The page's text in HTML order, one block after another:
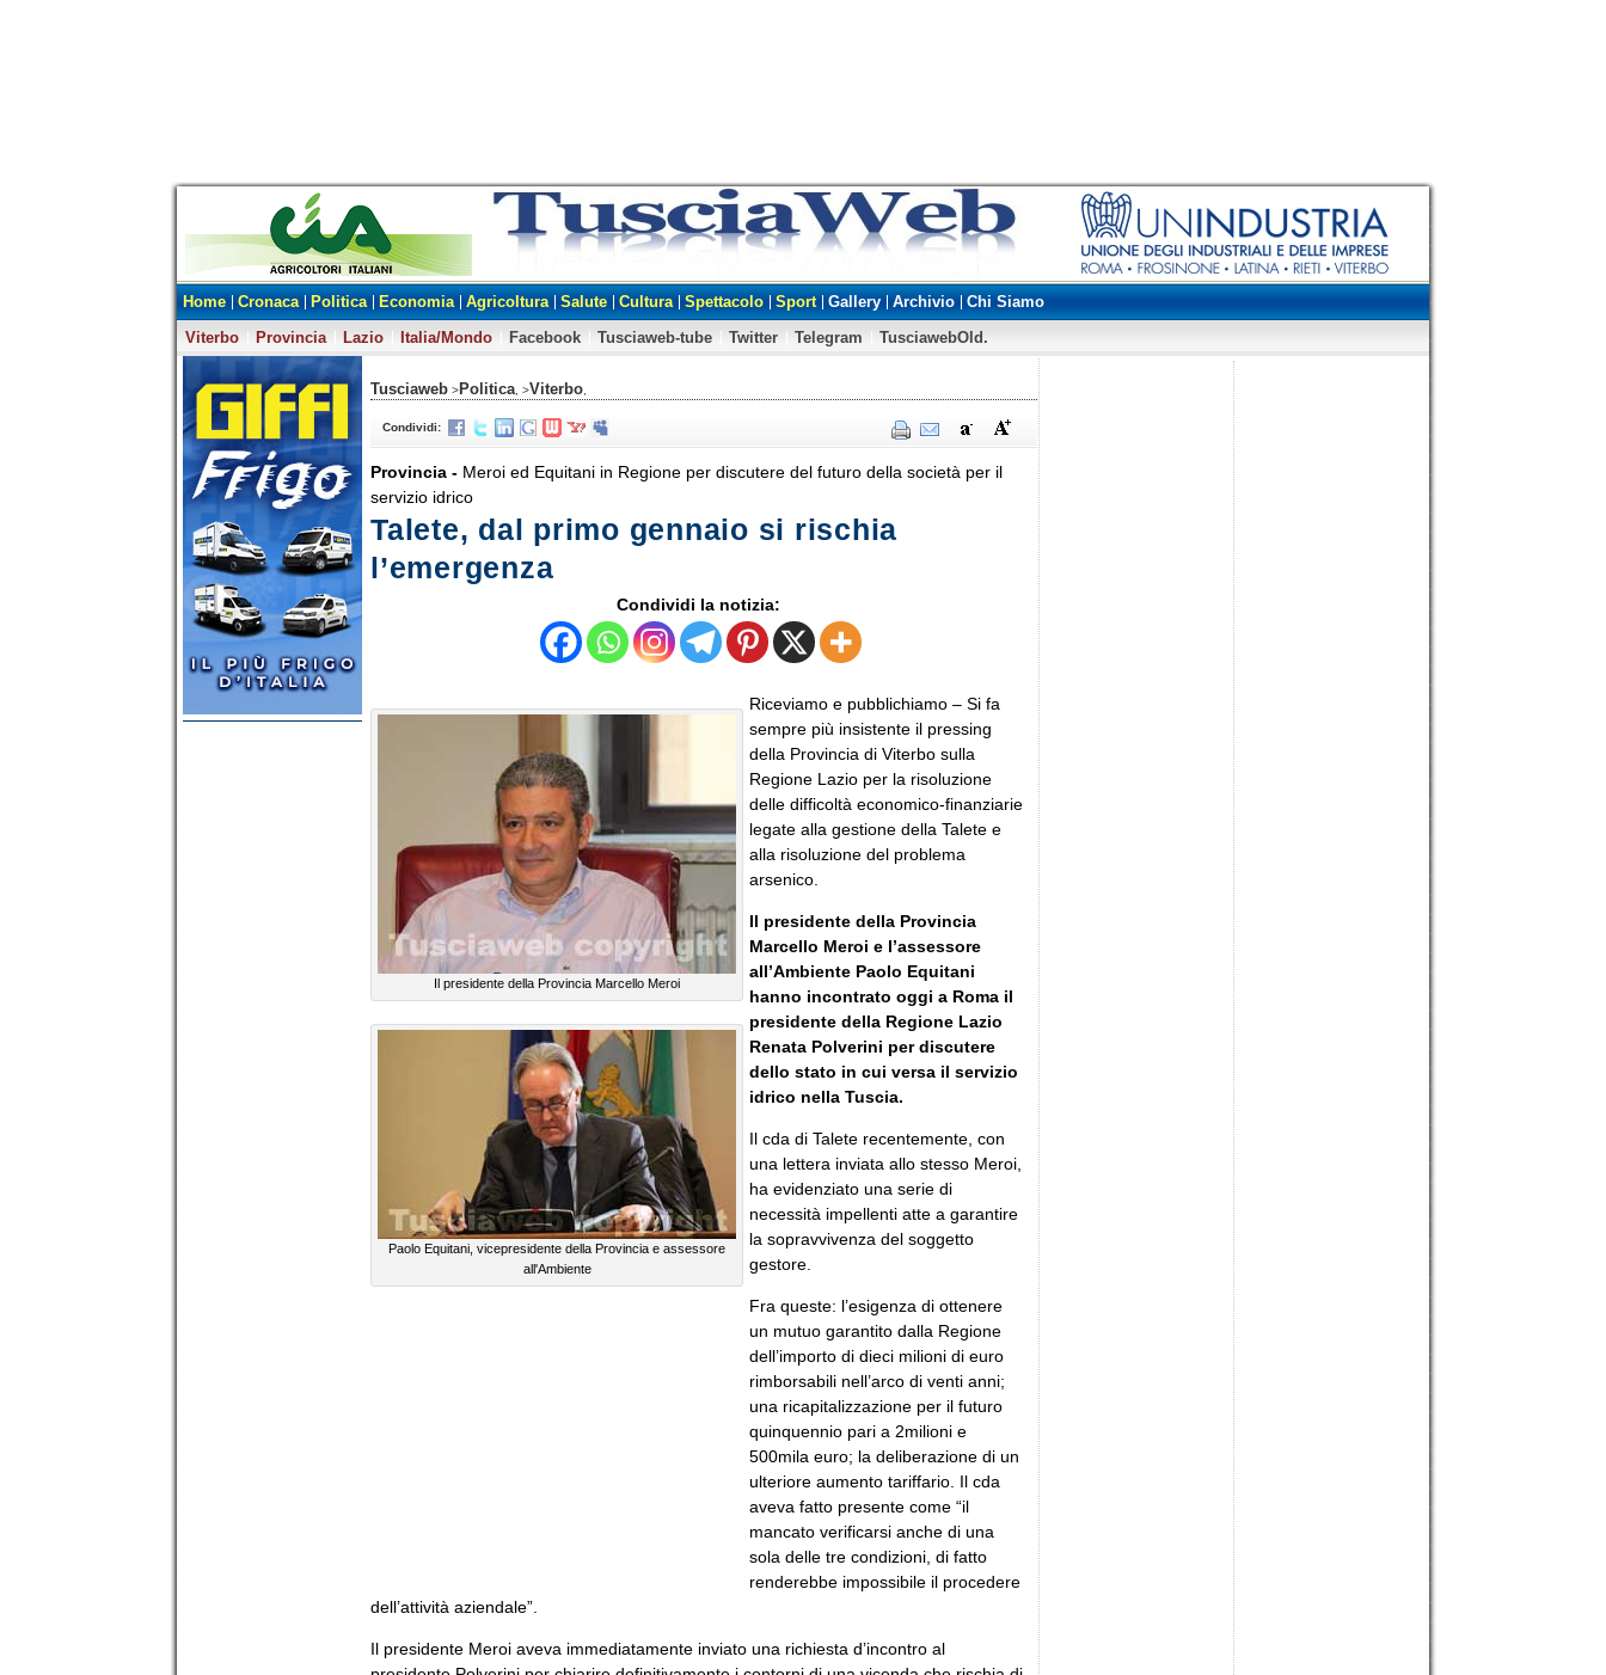
Home Cronaca Politica Economia Agricoltura Salute Cultura Spettacolo Sport Gallery Archivio
Chi Siamo
Viterbo
Provincia Lazio Italia/Mondo Facebook Tusciaweb-tube Twitter Telegram TusciawebOld.
Tusciaweb >Politica , >Viterbo
Condividi:
Provincia - Meroi ed Equitani in Regione per discutere del futuro della società per il
servizio idrico
Talete, dal primo gennaio si rischia
l’emergenza
Condividi la notizia:
Il presidente della Provincia Marcello Meroi
Paolo Equitani, vicepresidente della Provincia e assessore
all'Ambiente
Riceviamo e pubblichiamo – Si fa
sempre più insistente il pressing
della Provincia di Viterbo sulla
Regione Lazio per la risoluzione
delle difficoltà economico-finanziarie
legate alla gestione della Talete e
alla risoluzione del problema
arsenico.
Il presidente della Provincia
Marcello Meroi e l’assessore
all’Ambiente Paolo Equitani
hanno incontrato oggi a Roma il
presidente della Regione Lazio
Renata Polverini per discutere
dello stato in cui versa il servizio
idrico nella Tuscia.
Il cda di Talete recentemente, con
una lettera inviata allo stesso Meroi,
ha evidenziato una serie di
necessità impellenti atte a garantire
la sopravvivenza del soggetto
gestore.
Fra queste: l’esigenza di ottenere
un mutuo garantito dalla Regione
dell’importo di dieci milioni di euro
rimborsabili nell’arco di venti anni;
una ricapitalizzazione per il futuro
quinquennio pari a 2milioni e
500mila euro; la deliberazione di un
ulteriore aumento tariffario. Il cda
aveva fatto presente come “il
mancato verificarsi anche di una
sola delle tre condizioni, di fatto
renderebbe impossibile il procedere
dell’attività aziendale”.
Il presidente Meroi aveva immediatamente inviato una richiesta d’incontro al